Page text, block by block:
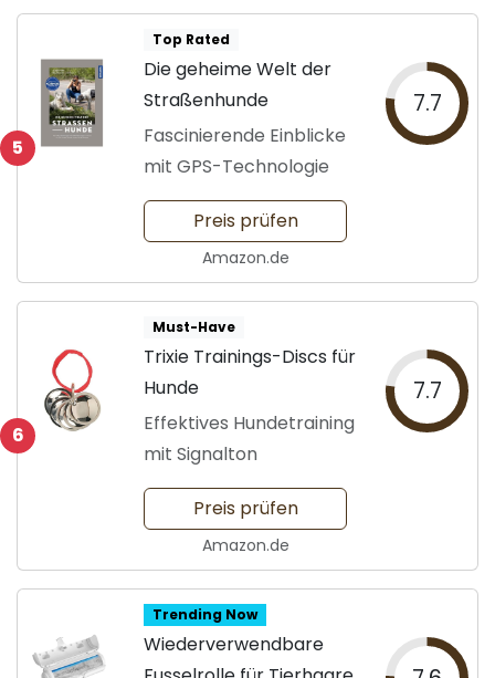
5
Top Rated
Die geheime Welt der
Straßenhunde
Fascinierende Einblicke
mit GPS-Technologie
7.7
Preis prüfen
Amazon.de
6
Must-Have
Trixie Trainings-Discs für
Hunde
Effektives Hundetraining
mit Signalton
7.7
Preis prüfen
Amazon.de
Trending Now
Wiederverwendbare